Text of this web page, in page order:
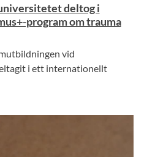
deltog i
program om trauma
vid
i ett internationellt